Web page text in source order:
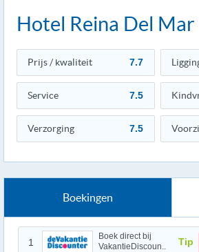
Hotel Reina Del Mar
Prijs / kwaliteit 7.7
Service 7.5
Verzorging 7.5
Boekingen
1
Boek direct bij
VakantieDiscoun..
Tip